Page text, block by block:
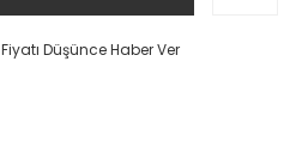
Fiyatı Düşünce Haber Ver